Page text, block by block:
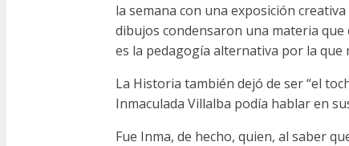
la semana con una exposición
dibujos condensaron una materia
es la pedagogía alternativa por la
La Historia también dejó de ser “el
Inmaculada Villalba podía hablar en
Fue Inma, de hecho, quien, al saber